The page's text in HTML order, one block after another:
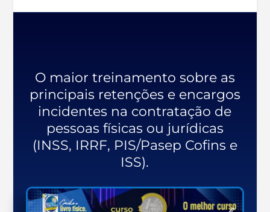
O maior treinamento sobre as
principais retenções e encargos
incidentes na contratação de
pessoas físicas ou jurídicas
(INSS, IRRF, PIS/Pasep Cofins e
ISS).